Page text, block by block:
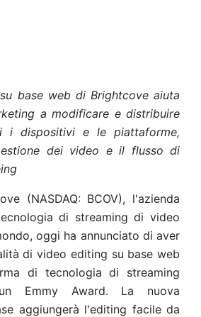
base web di Brightcove aiuta
a modificare e distribuire
i dispositivi e le piattaforme,
dei video e il flusso di
(NASDAQ: BCOV), l'azienda
di streaming di video
oggi ha annunciato di aver
di video editing su base web
di tecnologia di streaming
Emmy Award. La nuova
aggiungerà l'editing facile da